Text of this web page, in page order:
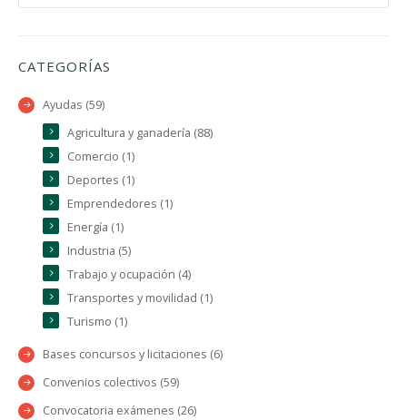
CATEGORÍAS
Ayudas (59)
Agricultura y ganadería (88)
Comercio (1)
Deportes (1)
Emprendedores (1)
Energía (1)
Industria (5)
Trabajo y ocupación (4)
Transportes y movilidad (1)
Turismo (1)
Bases concursos y licitaciones (6)
Convenios colectivos (59)
Convocatoria exámenes (26)